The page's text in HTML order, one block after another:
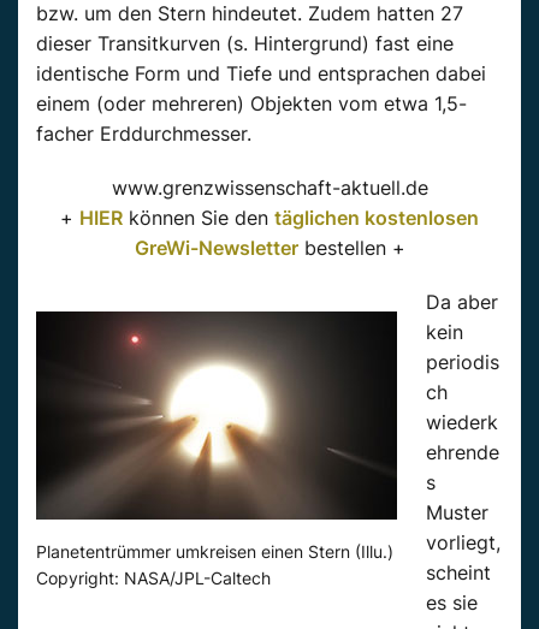
bzw. um den Stern hindeutet. Zudem hatten 27
dieser Transitkurven (s. Hintergrund) fast eine
identische Form und Tiefe und entsprachen dabei
einem (oder mehreren) Objekten vom etwa 1,5-
facher Erddurchmesser.
www.grenzwissenschaft-aktuell.de
+ HIER können Sie den täglichen kostenlosen
GreWi-Newsletterbestellen +
Planetentrümmer umkreisen einen Stern (Illu.)
Copyright: NASA/JPL-Caltech
Da aber
kein
periodis
ch
wiederk
ehrende
s
Muster
vorliegt,
scheint
es sie